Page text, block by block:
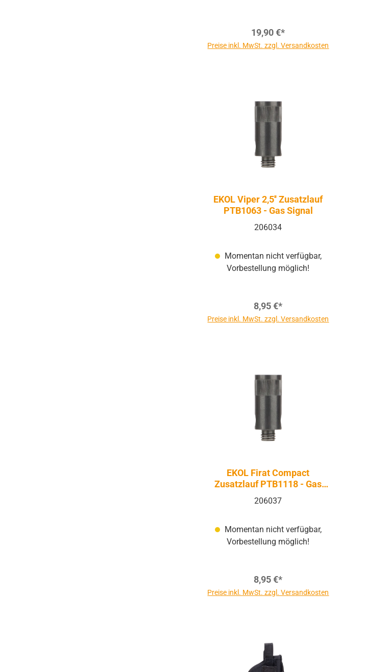
19,90 €*
Preise inkl. MwSt. zzgl. Versandkosten
EKOL Viper 2,5'' Zusatzlauf
PTB1063 - Gas Signal
206034
Momentan nicht verfügbar,
Vorbestellung möglich!
8,95 €*
Preise inkl. MwSt. zzgl. Versandkosten
EKOL Firat Compact
Zusatzlauf PTB1118 - Gas
Signal
206037
Momentan nicht verfügbar,
Vorbestellung möglich!
8,95 €*
Preise inkl. MwSt. zzgl. Versandkosten